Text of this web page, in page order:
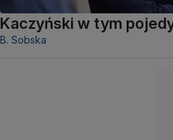
Kaczyński w tym
B. Sobska